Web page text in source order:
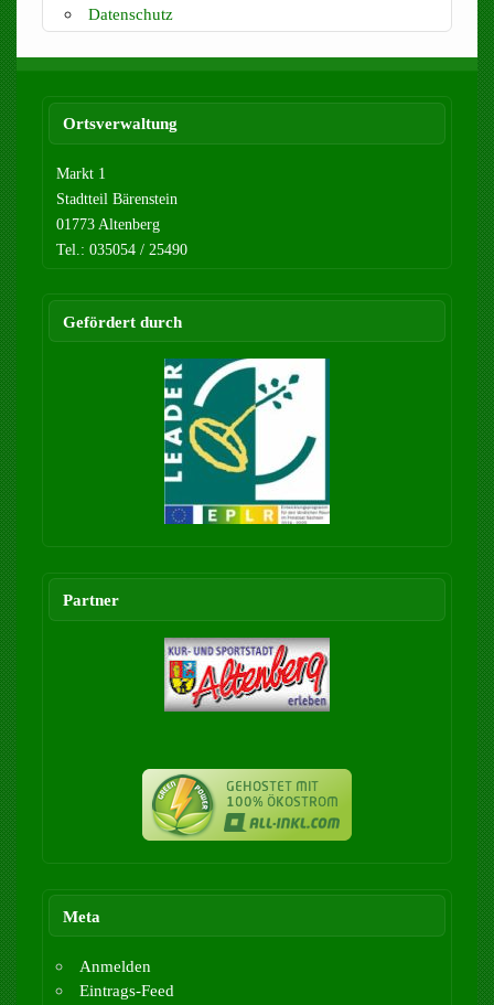
Datenschutz
Ortsverwaltung
Markt 1
Stadtteil Bärenstein
01773 Altenberg
Tel.: 035054 / 25490
Gefördert durch
Partner
Meta
Anmelden
Eintrags-Feed